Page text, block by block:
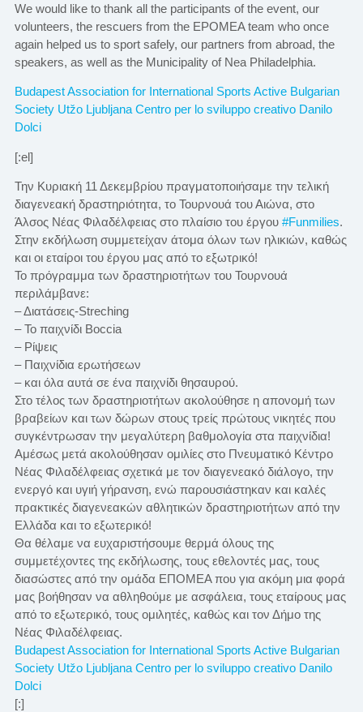
We would like to thank all the participants of the event, our
volunteers, the rescuers from the EPOMEA team who once
again helped us to sport safely, our partners from abroad, the
speakers, as well as the Municipality of Nea Philadelphia.
Budapest Association for International Sports Active Bulgarian
Society Utžo Ljubljana Centro per lo sviluppo creativo Danilo
Dolci
[:el]
Την Κυριακή 11 Δεκεμβρίου πραγματοποιήσαμε την τελική
διαγενεακή δραστηριότητα, το Τουρνουά του Αιώνα, στο
Άλσος Νέας Φιλαδέλφειας στο πλαίσιο του έργου #Funmilies.
Στην εκδήλωση συμμετείχαν άτομα όλων των ηλικιών, καθώς
και οι εταίροι του έργου μας από το εξωτρικό!
Το πρόγραμμα των δραστηριοτήτων του Τουρνουά
περιλάμβανε:
– Διατάσεις-Streching
– Το παιχνίδι Boccia
– Ρίψεις
– Παιχνίδια ερωτήσεων
– και όλα αυτά σε ένα παιχνίδι θησαυρού.
Στο τέλος των δραστηριοτήτων ακολούθησε η απονομή των
βραβείων και των δώρων στους τρείς πρώτους νικητές που
συγκέντρωσαν την μεγαλύτερη βαθμολογία στα παιχνίδια!
Αμέσως μετά ακολούθησαν ομιλίες στο Πνευματικό Κέντρο
Νέας Φιλαδέλφειας σχετικά με τον διαγενεακό διάλογο, την
ενεργό και υγιή γήρανση, ενώ παρουσιάστηκαν και καλές
πρακτικές διαγενεακών αθλητικών δραστηριοτήτων από την
Ελλάδα και το εξωτερικό!
Θα θέλαμε να ευχαριστήσουμε θερμά όλους της
συμμετέχοντες της εκδήλωσης, τους εθελοντές μας, τους
διασώστες από την ομάδα ΕΠΟΜΕΑ που για ακόμη μια φορά
μας βοήθησαν να αθληθούμε με ασφάλεια, τους εταίρους μας
από το εξωτερικό, τους ομιλητές, καθώς και τον Δήμο της
Νέας Φιλαδέλφειας.
Budapest Association for International Sports Active Bulgarian
Society Utžo Ljubljana Centro per lo sviluppo creativo Danilo
Dolci
[:]